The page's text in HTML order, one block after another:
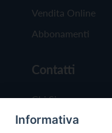
Vendita Online
Abbonamenti
Contatti
Chi Siamo
Redazione
Informativa